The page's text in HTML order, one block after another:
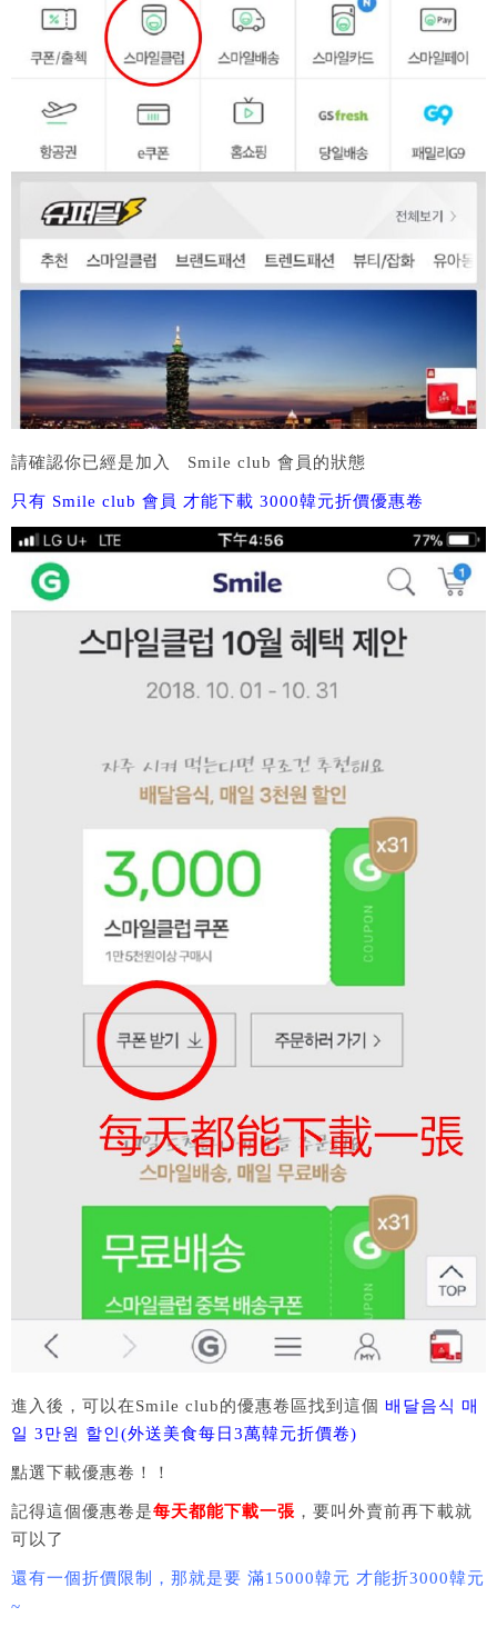
請確認你已經是加入 Smile club 會員的狀態
只有 Smile club 會員 才能下載 3000韓元折價優惠卷
進入後，可以在Smile club的優惠卷區找到這個 배달음식 매
일 3만원 할인(外送美食每日3萬韓元折價卷)
點選下載優惠卷！！
記得這個優惠卷是每天都能下載一張 ，要叫外賣前再下載就
可以了
還有一個折價限制，那就是要 滿15000韓元 才能折3000韓元
~